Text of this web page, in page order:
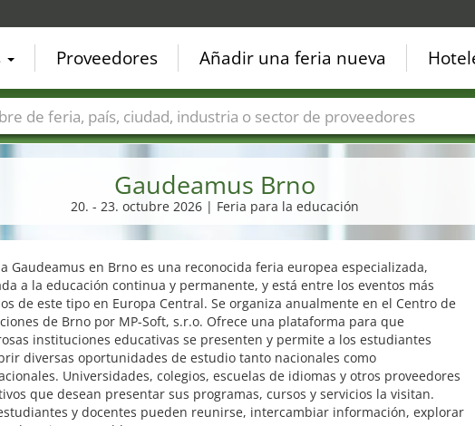
Gaudeamus Brno
20. - 23. octubre 2026 | Feria para la educación
Gaudeamus en Brno es una reconocida feria europea especializada,
a la educación continua y permanente, y está entre los eventos más
de este tipo en Europa Central. Se organiza anualmente en el Centro de
de Brno por MP-Soft, s.r.o. Ofrece una plataforma para que
instituciones educativas se presenten y permite a los estudiantes
diversas oportunidades de estudio tanto nacionales como
Universidades, colegios, escuelas de idiomas y otros proveedores
que desean presentar sus programas, cursos y servicios la visitan.
y docentes pueden reunirse, intercambiar información, explorar
Proveedores Añadir una feria nueva
Países Ciudades Sectores de ferias Sectores de proveedor de